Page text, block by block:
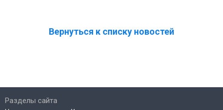
Вернуться к списку новостей
Разделы сайта